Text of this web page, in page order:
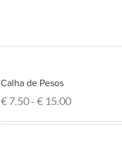
Calha de Pesos
€7.50–€ 15.00